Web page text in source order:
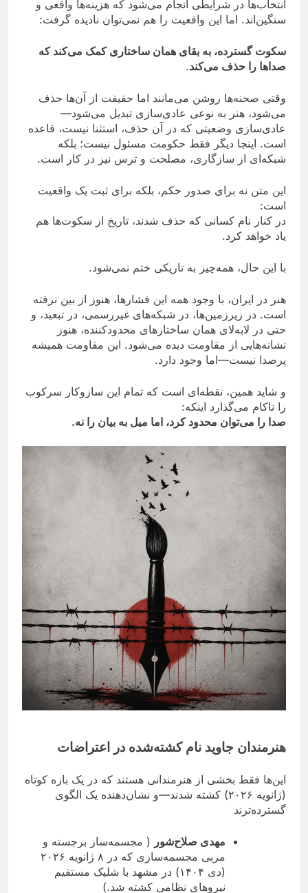
انتخاب‌ها در شرایطی انجام می‌شود که هزینه‌ها واقعی و
سنگین‌اند. اما این واقعیت را هم نمی‌توان نادیده گرفت:
سکوت گسترده، به بقای همان ساختاری کمک می‌کند که
صداها را حذف می‌کند.
وقتی صحنه‌ها روشن می‌مانند اما حقیقت از آن‌ها حذف
می‌شود، هنر به نوعی عادی‌سازی تبدیل می‌شود—
عادی‌سازی وضعیتی که در آن حذف، استثنا نیست، قاعده
است. اینجا دیگر فقط حکومت مسئول نیست؛ بلکه
شبکه‌ای از سازگاری، مصلحت و ترس نیز در کار است.
این متن نه برای صدور حکم، بلکه برای ثبت یک واقعیت
است:
در کنار نام کسانی که حذف شدند، تاریخ از سکوت‌ها هم
یاد خواهد کرد.
با این حال، همه‌چیز به تاریکی ختم نمی‌شود.
هنر در ایران، با وجود همه این فشارها، هنوز از بین نرفته
است. در زیرزمین‌ها، در شبکه‌های غیررسمی، در تبعید، و
حتی در لابه‌لای همان ساختارهای محدودکننده، هنوز
نشانه‌هایی از مقاومت دیده می‌شود. این مقاومت همیشه
پرصدا نیست—اما وجود دارد.
و شاید همین، نقطه‌ای است که تمام این سازوکار سرکوب
را ناکام می‌گذارد اینکه:
صدا را می‌توان محدود کرد، اما میل به بیان را نه.
هنرمندان جاويد نام کشته‌شده در اعتراضات
این‌ها فقط بخشی از هنرمندانی هستند که در یک بازه کوتاه
(ژانویه ۲۰۲۶) کشته شدند—و نشان‌دهنده یک الگوی
گسترده‌ترند
مهدی صلاح‌شور ( مجسمه‌ساز برجسته و
مربی مجسمه‌سازی که در ۸ ژانویه ۲۰۲۶
(دی ۱۴۰۴) در مشهد با شلیک مستقیم
نیروهای نظامی کشته شد.)